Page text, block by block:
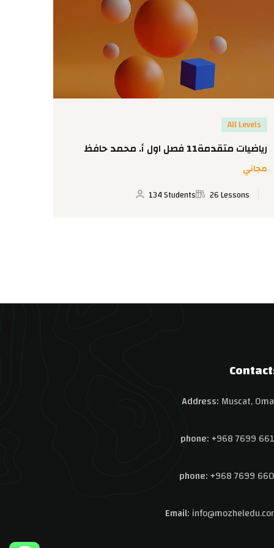
All Levels
رياضيات متقدمة11 فصل اول أ. محمد حافظ
مجاني
26 Lessons
134 Students
Address: Muscat,
phone:+968 7699
phone:+968 7699
Email: info@